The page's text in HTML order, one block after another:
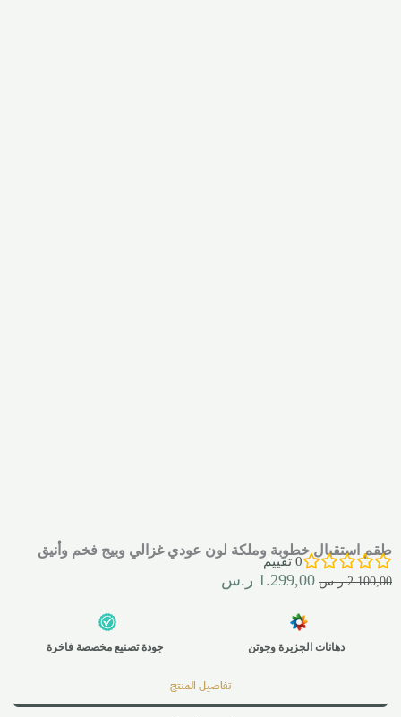
طقم استقبال خطوبة وملكة لون عودي غزالي وبيج فخم وأنيق
0 تقييم
2.100,00 ر.س 1.299,00 ر.س
دهانات الجزيرة وجوتن جودة تصنيع مخصصة فاخرة
تفاصيل المنتج